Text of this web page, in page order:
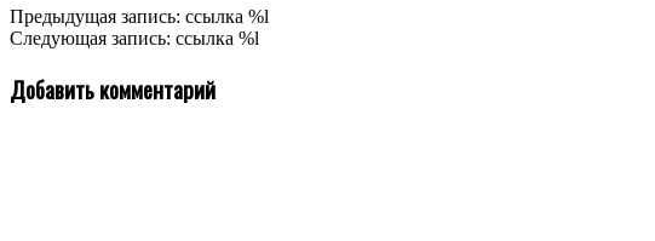
2021-
02-
Предыдущая запись: ссылка %l
Следующая запись: ссылка %l
Добавить комментарий